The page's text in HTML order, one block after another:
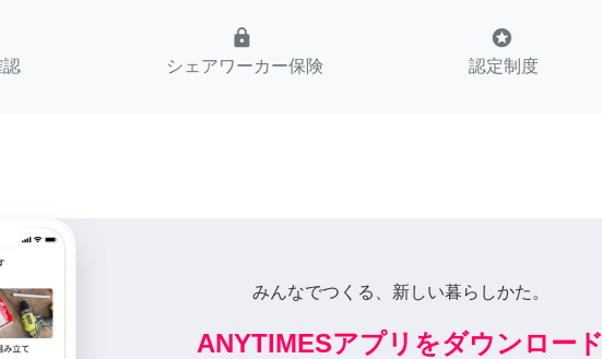
lock
シェアワーカー保険
stars
認定制度
みんなでつくる、新しい暮らしかた。
ANYTIMESアプリをダウンロード